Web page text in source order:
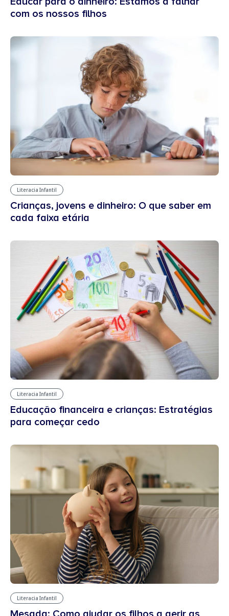
com os nossos filhos
Literacia Infantil
Crianças, jovens e dinheiro: O que saber em
cada faixa etária
Literacia Infantil
Educação financeira e crianças: Estratégias
para começar cedo
Literacia Infantil